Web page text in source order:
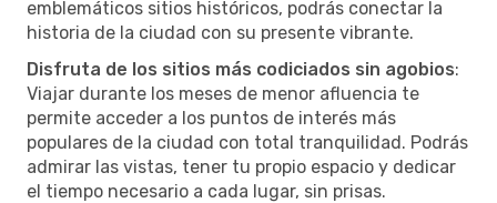
emblemáticos sitios históricos, podrás conectar la
historia de la ciudad con su presente vibrante.
Disfruta de los sitios más codiciados sin agobios:
Viajar durante los meses de menor afluencia te
permite acceder a los puntos de interés más
populares de la ciudad con total tranquilidad. Podrás
admirar las vistas, tener tu propio espacio y dedicar
el tiempo necesario a cada lugar, sin prisas.